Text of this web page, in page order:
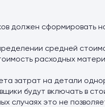
должен сформировать
средней
расходных
затрат на детали
будут включать в
случаях это не